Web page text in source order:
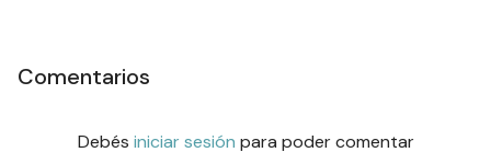
Comentarios
Debés iniciar sesión para poder comentar